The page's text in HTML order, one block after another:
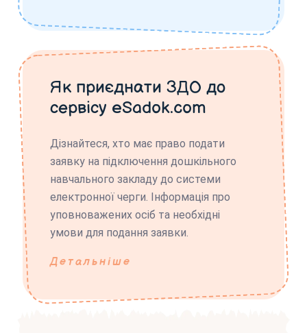
Як приєднати ЗДО до
сервісу eSadok.com
Дізнайтеся, хто має право подати
заявку на підключення дошкільного
навчального закладу до системи
електронної черги. Інформація про
уповноважених осіб та необхідні
умови для подання заявки.
Детальніше